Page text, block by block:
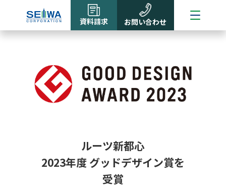
資料請求 お問い合わせ
ルーツ新都心
2023年度 グッドデザイン賞を
受賞